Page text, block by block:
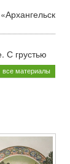
С грустью
все материалы